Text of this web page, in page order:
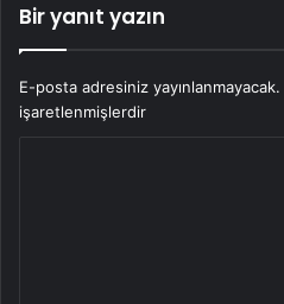
Bir yanıt yazın
E-posta adresiniz yayınlanmayacak.
işaretlenmişlerdir